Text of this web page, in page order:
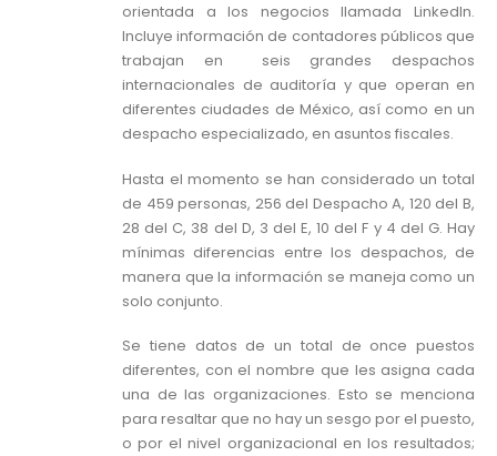
orientada a los negocios llamada Linkedln.
Incluye información de contadores públicos que
trabajan en seis grandes despachos
internacionales de auditoría y que operan en
diferentes ciudades de México, así como en un
despacho especializado, en asuntos fiscales.
Hasta el momento se han considerado un total
de 459 personas, 256 del Despacho A, 120 del B,
28 del C, 38 del D, 3 del E, 10 del F y 4 del G. Hay
mínimas diferencias entre los despachos, de
manera que la información se maneja como un
solo conjunto.
Se tiene datos de un total de once puestos
diferentes, con el nombre que les asigna cada
una de las organizaciones. Esto se menciona
para resaltar que no hay un sesgo por el puesto,
o por el nivel organizacional en los resultados;